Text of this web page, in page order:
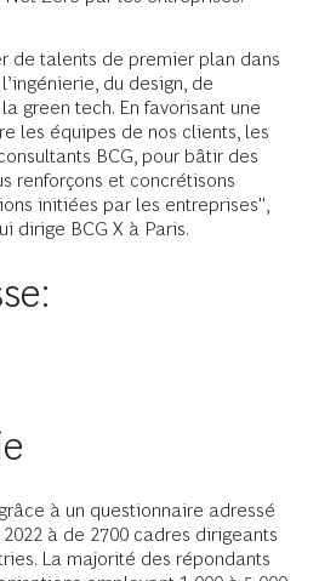
de talents de premier plan dans
du design, de
green tech. En favorisant une
les équipes de nos clients, les
BCG, pour bâtir des
renforçons et concrétisons
initiées par les entreprises",
dirige BCG X à Paris.
à un questionnaire adressé
à de 2700 cadres dirigeants
La majorité des répondants